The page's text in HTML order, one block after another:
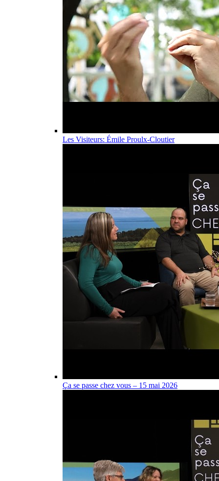
Les Visiteurs: Émile Proulx-Cloutier
Ça se passe chez vous – 15 mai 2026